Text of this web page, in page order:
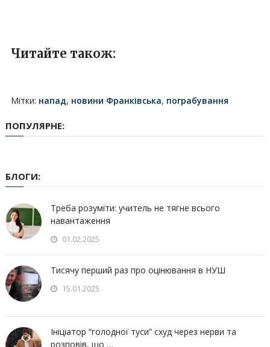
Читайте також:
Мітки: напад, новини Франківська, пограбування
ПОПУЛЯРНЕ:
БЛОГИ:
Треба розуміти: учитель не тягне всього
навантаження
01.02.2025
Тисячу перший раз про оцінювання в НУШ
15.01.2025
Ініціатор “голодної туси” схуд через нерви та
розповів, що …